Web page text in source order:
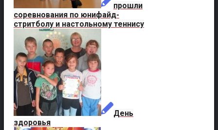
прошли
соревнования по юнифайд-
стритболу и настольному теннису
День
здоровья